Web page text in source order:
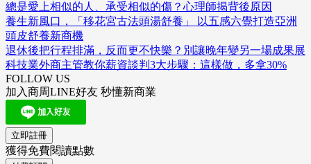
總是愛上相似的人、承受相似的傷？心理師揭背後原因
養生新風口，「移花宮古法頭湯舒養」 以五感六覺打造亞洲
頭皮舒養新商機
退休後把行程排滿，反而更不快樂？別讓晚年變另一場成果展
科技業外商主管教你薪資談判3大步驟：這樣做，多拿30%
FOLLOW US
加入商周LINE好友 秒懂新商業
立即註冊
獲得免費閱讀點數